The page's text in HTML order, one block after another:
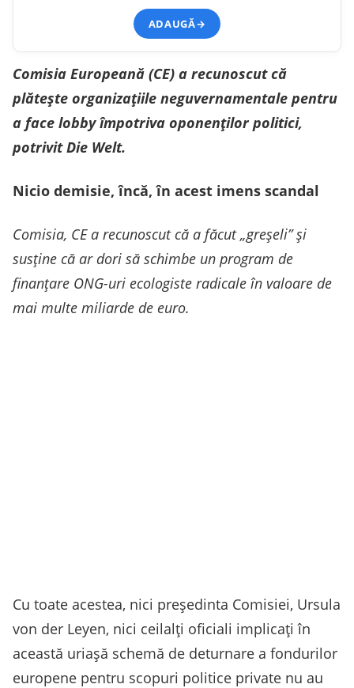
ADAUGĂ→
Comisia Europeană (CE) a recunoscut că
plătește organizațiile neguvernamentale pentru
a face lobby împotriva oponenților politici,
potrivit Die Welt.
Nicio demisie, încă, în acest imens scandal
Comisia, CE a recunoscut că a făcut „greșeli” și
susține că ar dori să schimbe un program de
finanțare ONG-uri ecologiste radicale în valoare de
mai multe miliarde de euro.
Cu toate acestea, nici președinta Comisiei, Ursula
von der Leyen, nici ceilalți oficiali implicați în
această uriașă schemă de deturnare a fondurilor
europene pentru scopuri politice private nu au